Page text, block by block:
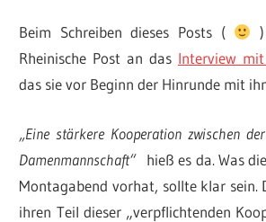
Beim Schreiben dieses Posts (
Rheinische Post an das Interview
das sie vor Beginn der Hinrunde mit
„Eine stärkere Kooperation zwischen
Damenmannschaft“hieß es da. Was
Montagabend vorhat, sollte klar sein.
ihren Teil dieser „verpflichtenden